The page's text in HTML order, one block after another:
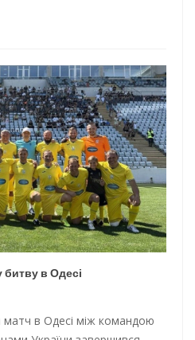
в Одесі
в Одесі між командою